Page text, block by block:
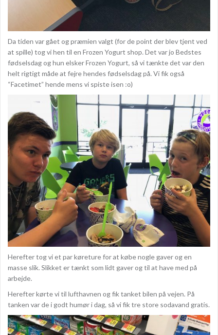
Da tiden var gået og præmien valgt (for de point der blev tjent ved
at spille) tog vi hen til en Frozen Yogurt shop. Det var jo Bedstes
fødselsdag og hun elsker Frozen Yogurt, så vi tænkte det var den
helt rigtigt måde at fejre hendes fødselsdag på. Vi fik også
“Facetimet” hende mens vi spiste isen :o)
Herefter tog vi et par køreture for at købe nogle gaver og en
masse slik. Slikket er tænkt som lidt gaver og til at have med på
arbejde.
Herefter kørte vi til lufthavnen og fik tanket bilen på vejen. På
tanken var de i godt humør i dag, så vi fik tre store sodavand gratis.